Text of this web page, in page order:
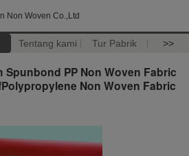
Non Woven Co.,Ltd
Tentang kami Tur Pabrik >>
Spunbond PP Non Woven Fabric
Non Woven Fabric